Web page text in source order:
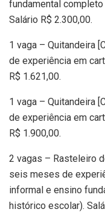
fundamental
Salário R$ 2.300,00.
1 vaga – Quitandeira
de experiência em
R$ 1.621,00.
1 vaga – Quitandeira
de experiência em
R$ 1.900,00.
2 vagas – Rasteleiro
seis meses de
informal e ensino
histórico escolar).